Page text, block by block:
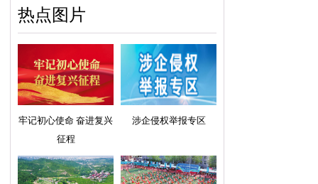
热点图片
牢记初心使命 奋进复兴
征程
涉企侵权举报专区